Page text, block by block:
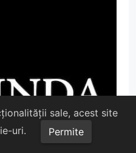
sale, acest site
uri.
Permite